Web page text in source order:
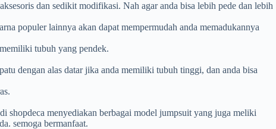
dan sedikit modifikasi. Nah agar anda bisa lebih pede dan lebih
populer lainnya akan dapat mempermudah anda memadukannya
tubuh yang pendek.
dengan alas datar jika anda memiliki tubuh tinggi, dan anda bisa
shopdeca menyediakan berbagai model jumpsuit yang juga meliki
semoga bermanfaat.